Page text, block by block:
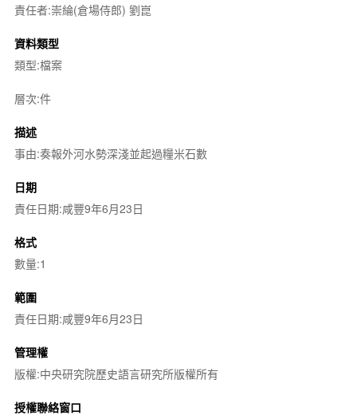
責任者:崇綸(倉場侍郎) 劉崑
資料類型
類型:檔案
層次:件
描述
事由:奏報外河水勢深淺並起過糧米石數
日期
責任日期:咸豐9年6月23日
格式
數量:1
範圍
責任日期:咸豐9年6月23日
管理權
版權:中央研究院歷史語言研究所版權所有
授權聯絡窗口